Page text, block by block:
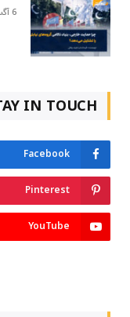
6 آگست 2026
IN TOUCH
Facebook
Pinterest
YouTube